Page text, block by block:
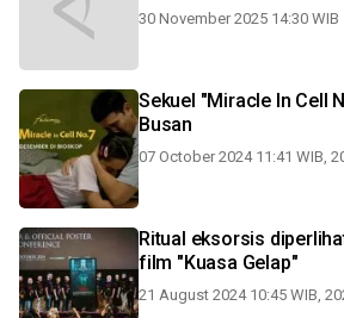
30 November 2025 14:30 WIB
Sekuel "Miracle In Cell
Busan
07 October 2024 11:41 WIB,
Ritual eksorsis
film "Kuasa Gelap"
21 August 2024 10:45 WIB,